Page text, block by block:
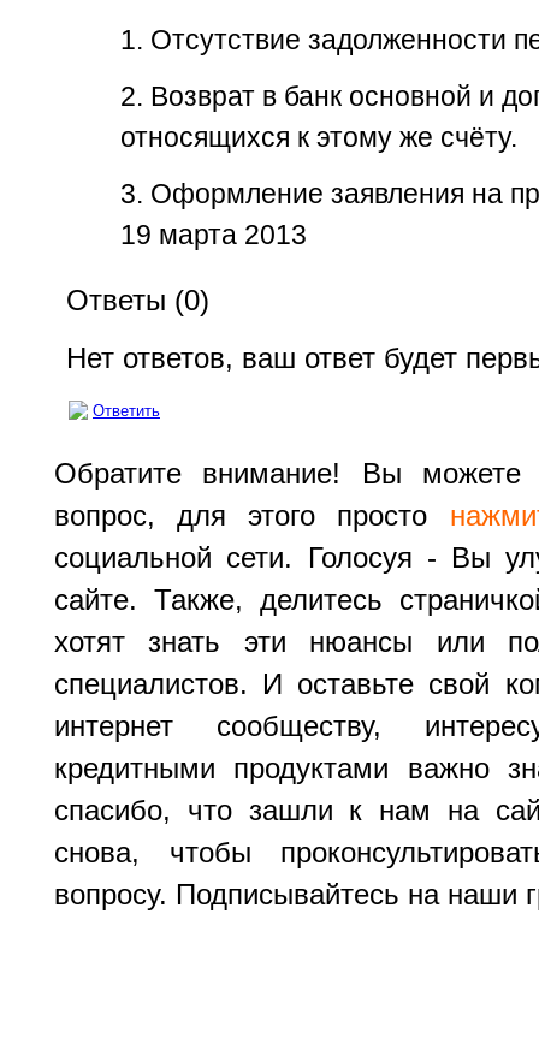
1. Отсутствие задолженности
2. Возврат в банк основной и
относящихся к этому же счёту.
3. Оформление заявления на
19 марта 2013
Ответы (0)
Нет ответов, ваш ответ будет
Ответить
Обратите внимание! Вы можете
вопрос, для этого просто
социальной сети. Голосуя - Вы
сайте. Также, делитесь
хотят знать эти нюансы или
специалистов. И оставьте свой
интернет сообществу,
кредитными продуктами важно
спасибо, что зашли к нам на
снова, чтобы
вопросу. Подписывайтесь на наши